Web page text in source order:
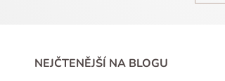
NEJČTENĚJŠÍ NA BLOGU